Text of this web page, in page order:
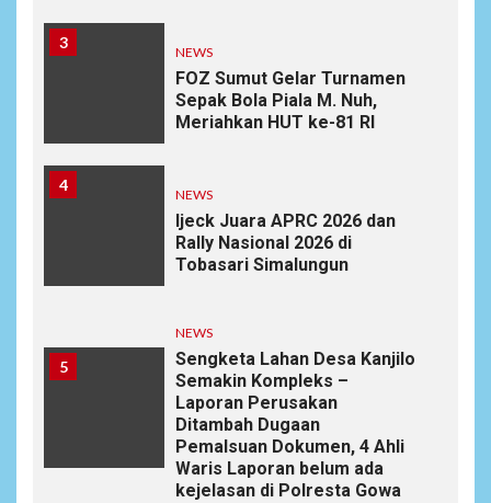
3
NEWS
FOZ Sumut Gelar Turnamen
Sepak Bola Piala M. Nuh,
Meriahkan HUT ke-81 RI
4
NEWS
Ijeck Juara APRC 2026 dan
Rally Nasional 2026 di
Tobasari Simalungun
5
NEWS
Sengketa Lahan Desa Kanjilo
Semakin Kompleks –
Laporan Perusakan
Ditambah Dugaan
Pemalsuan Dokumen, 4 Ahli
Waris Laporan belum ada
kejelasan di Polresta Gowa